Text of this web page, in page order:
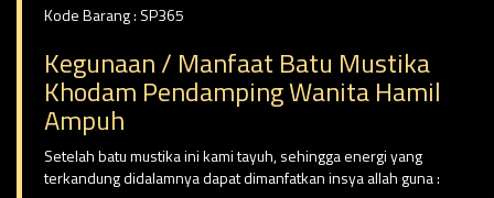
Kode Barang : SP365
Kegunaan / Manfaat Batu Mustika
Khodam Pendamping Wanita Hamil
Ampuh
Setelah batu mustika ini kami tayuh, sehingga energi yang
terkandung didalamnya dapat dimanfatkan insya allah guna :